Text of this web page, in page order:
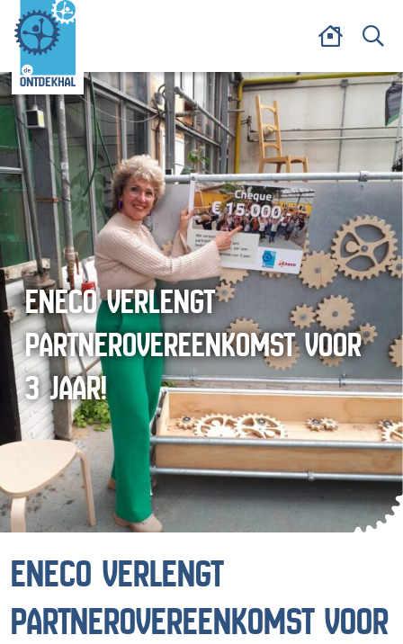
ENECO VERLENGT
PARTNEROVEREENKOMST VOOR
3 JAAR!
ENECO VERLENGT
PARTNEROVEREENKOMST VOOR